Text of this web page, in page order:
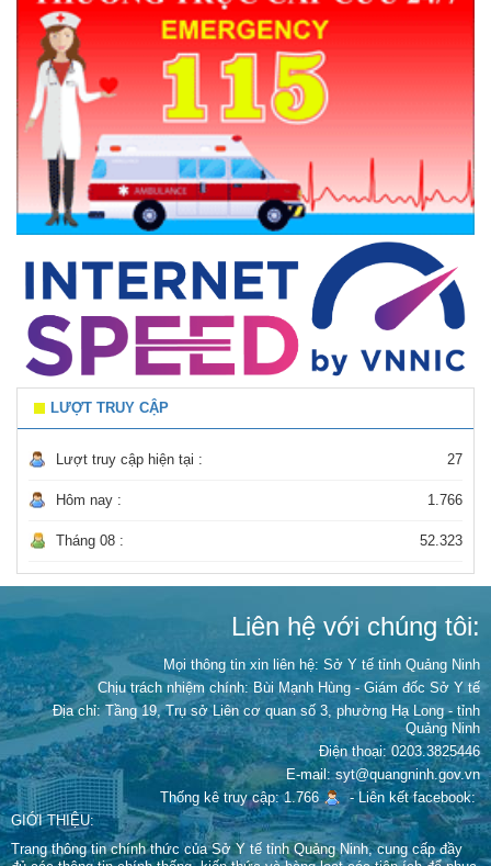
LƯỢT TRUY CẬP
Lượt truy cập hiện tại : 27
Hôm nay : 1.766
Tháng 08 : 52.323
Liên hệ với chúng tôi:
Mọi thông tin xin liên hệ: Sở Y tế tỉnh Quảng Ninh
Chịu trách nhiệm chính: Bùi Mạnh Hùng - Giám đốc Sở Y tế
Địa chỉ: Tầng 19, Trụ sở Liên cơ quan số 3, phường Hạ Long - tỉnh
Quảng Ninh
Điện thoại: 0203.3825446
E-mail: syt@quangninh.gov.vn
Thống kê truy cập: 1.766
-Liên kết facebook:
GIỚI THIỆU:
Trang thông tin chính thức của Sở Y tế tỉnh Quảng Ninh, cung cấp đầy